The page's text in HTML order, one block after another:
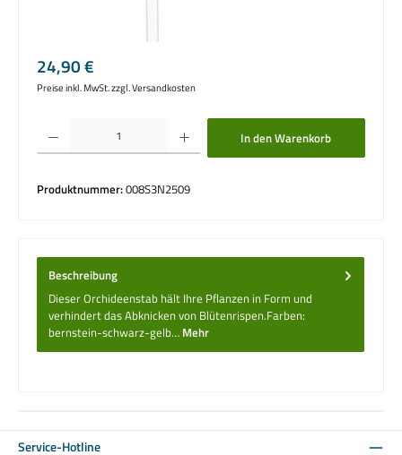
Regulärer Preis:
24,90 €
Preise inkl. MwSt. zzgl. Versandkosten
Produkt Anzahl: Gib den gewünschten Wert ein oder benutze die Schaltflächen um
In den Warenkorb
Produktnummer:008S3N2509
Beschreibung
Dieser Orchideenstab hält Ihre Pflanzen in Form und
verhindert das Abknicken von Blütenrispen.Farben:
bernstein-schwarz-gelb… Mehr
Service-Hotline